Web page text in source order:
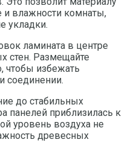
и влажности комнаты,
укладки.
ламината в центре
стен. Размещайте
чтобы избежать
соединении.
до стабильных
панелей приблизилась к
уровень воздуха не
древесных